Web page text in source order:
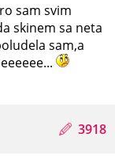
sam svim
skinem sa neta
sam,a
3918